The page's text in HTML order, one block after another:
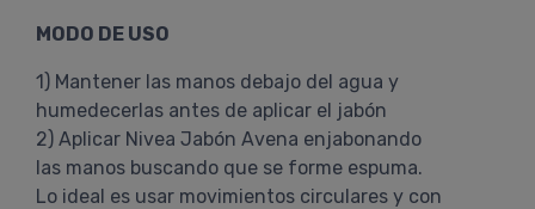
MODO DE USO
1) Mantener las manos debajo del agua y
humedecerlas antes de aplicar el jabón
2) Aplicar Nivea Jabón Avena enjabonando
las manos buscando que se forme espuma.
Lo ideal es usar movimientos circulares y con